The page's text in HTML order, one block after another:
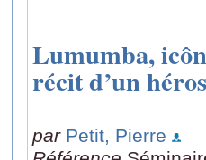
Lumumba,
récit d’un
par Petit, Pierre